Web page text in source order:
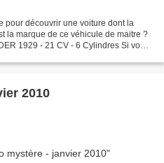
pour découvrir une voiture dont la
la marque de ce véhicule de maitre ?
1929 - 21 CV - 6 Cylindres Si vous
2010